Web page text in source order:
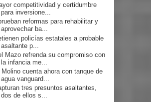
competitividad y certidumbre
para inversione...
reformas para rehabilitar y
aprovechar ba...
policías estatales a probable
asaltante p...
Mazo refrenda su compromiso con
la infancia me...
Molino cuenta ahora con tanque de
agua vanguard...
tres presuntos asaltantes,
dos de ellos s...